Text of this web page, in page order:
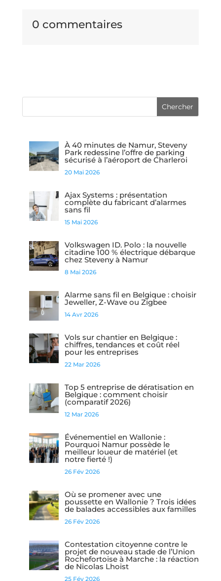
0 commentaires
À 40 minutes de Namur, Steveny
Park redessine l’offre de parking
sécurisé à l’aéroport de Charleroi
20 Mai 2026
Ajax Systems : présentation
complète du fabricant d’alarmes
sans fil
15 Mai 2026
Volkswagen ID. Polo : la nouvelle
citadine 100 % électrique débarque
chez Steveny à Namur
8 Mai 2026
Alarme sans fil en Belgique : choisir
Jeweller, Z-Wave ou Zigbee
14 Avr 2026
Vols sur chantier en Belgique :
chiffres, tendances et coût réel
pour les entreprises
22 Mar 2026
Top 5 entreprise de dératisation en
Belgique : comment choisir
(comparatif 2026)
12 Mar 2026
Événementiel en Wallonie :
Pourquoi Namur possède le
meilleur loueur de matériel (et
notre fierté !)
26 Fév 2026
Où se promener avec une
poussette en Wallonie ? Trois idées
de balades accessibles aux familles
26 Fév 2026
Contestation citoyenne contre le
projet de nouveau stade de l’Union
Rochefortoise à Marche : la réaction
de Nicolas Lhoist
25 Fév 2026